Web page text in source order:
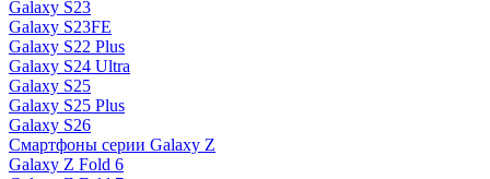
Galaxy S23
Galaxy S23FE
Galaxy S22 Plus
Galaxy S24 Ultra
Galaxy S25
Galaxy S25 Plus
Galaxy S26
Смартфоны серии Galaxy Z
Galaxy Z Fold 6